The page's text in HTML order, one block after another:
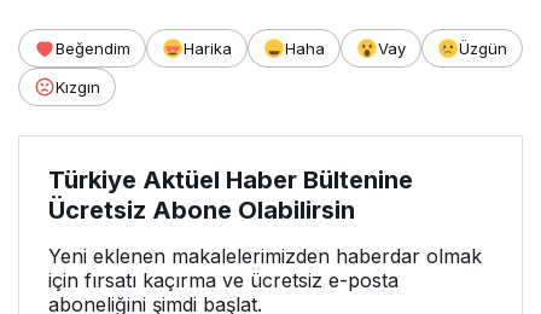
Beğendim Harika Haha Vay
Üzgün
Kızgın
Türkiye Aktüel Haber Bültenine
Ücretsiz Abone Olabilirsin
Yeni eklenen makalelerimizden haberdar olmak
için fırsatı kaçırma ve ücretsiz e-posta
aboneliğini şimdi başlat.